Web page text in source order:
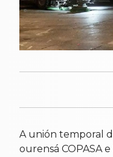
A unión temporal
ourensá COPASA